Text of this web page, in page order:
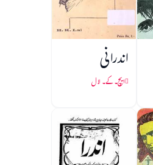
اندرانی
ایچ۔ کے۔ لال